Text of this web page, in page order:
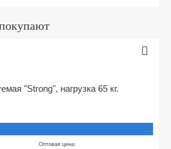
"Strong", нагрузка 65 кг.
Оптовая цена: